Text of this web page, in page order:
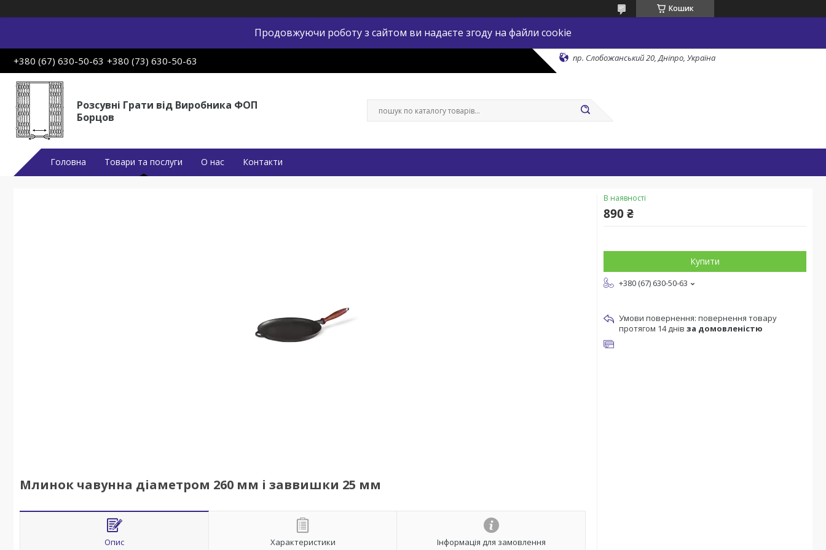
Кошик
Продовжуючи роботу з сайтом ви надаєте згоду на файли cookie
+380 (67) 630-50-63 +380 (73) 630-50-63 пр. Слобожанський 20, Дніпро, Україна
Розсувні Грати від Виробника ФОП
Борцов
Головна Товари та послуги О нас Контакти
Млинок чавунна діаметром 260 мм і заввишки 25 мм
Опис Характеристики Інформація для замовлення
В наявності
890 ₴
Купити
+380 (67) 630-50-63
повернення товару
протягом 14 днів за домовленістю